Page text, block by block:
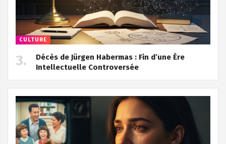
CULTURE
Décès de Jürgen Habermas : Fin d’une Ère
Intellectuelle Controversée